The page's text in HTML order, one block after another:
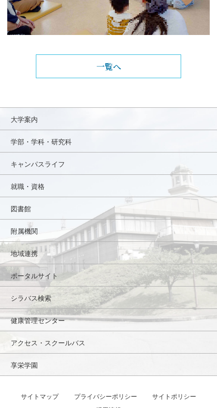
一覧へ
大学案内
学部・学科・研究科
キャンパスライフ
就職・資格
図書館
附属機関
地域連携
ポータルサイト
シラバス検索
健康管理センター
アクセス・スクールバス
享栄学園
サイトマップ プライバシーポリシー
サイトポリシー